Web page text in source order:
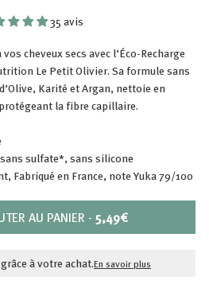
35 avis
cheveux secs avec l’Éco-Recharge
Le Petit Olivier. Sa formule sans
Karité et Argan, nettoie en
la fibre capillaire.
sulfate*, sans silicone
Fabriqué en France, note Yuka 79/100
AU PANIER - PRIX
5,49€
5,49€
à votre achat.En savoir plus